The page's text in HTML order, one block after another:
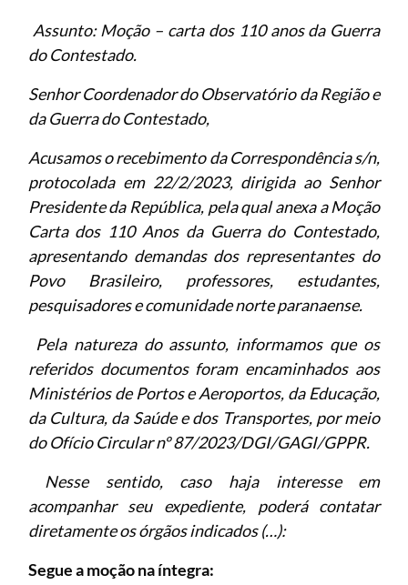
Assunto: Moção – carta dos 110 anos da Guerra
do Contestado.
Senhor Coordenador do Observatório da Região e
da Guerra do Contestado,
Acusamos o recebimento da Correspondência s/n,
protocolada em 22/2/2023, dirigida ao Senhor
Presidente da República, pela qual anexa a Moção
Carta dos 110 Anos da Guerra do Contestado,
apresentando demandas dos representantes do
Povo Brasileiro, professores, estudantes,
pesquisadores e comunidade norte paranaense.
Pela natureza do assunto, informamos que os
referidos documentos foram encaminhados aos
Ministérios de Portos e Aeroportos, da Educação,
da Cultura, da Saúde e dos Transportes, por meio
do Ofício Circular nº 87/2023/DGI/GAGI/GPPR.
Nesse sentido, caso haja interesse em
acompanhar seu expediente, poderá contatar
diretamente os órgãos indicados (…):
Segue a moção na íntegra: